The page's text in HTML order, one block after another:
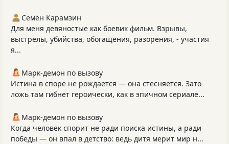
Семён Карамзин
Для меня девяностые как боевик фильм. Взрывы,
выстрелы, убийства, обогащения, разорения, - участия
я...
Марк-демон по вызову
Истина в споре не рождается — она стесняется. Зато
ложь там гибнет героически, как в эпичном сериале...
Марк-демон по вызову
Когда человек спорит не ради поиска истины, а ради
победы — он впал в детство: ведь дитя мерит мир н...